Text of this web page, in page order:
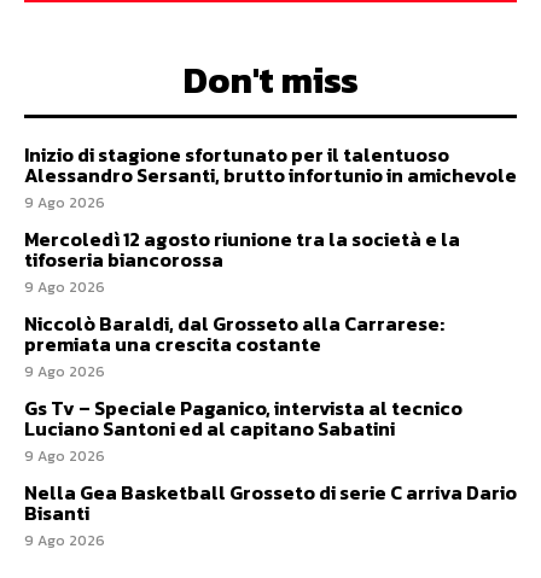
Don't miss
Inizio di stagione sfortunato per il talentuoso
Alessandro Sersanti, brutto infortunio in amichevole
9 Ago 2026
Mercoledì 12 agosto riunione tra la società e la
tifoseria biancorossa
9 Ago 2026
Niccolò Baraldi, dal Grosseto alla Carrarese:
premiata una crescita costante
9 Ago 2026
Gs Tv – Speciale Paganico, intervista al tecnico
Luciano Santoni ed al capitano Sabatini
9 Ago 2026
Nella Gea Basketball Grosseto di serie C arriva Dario
Bisanti
9 Ago 2026